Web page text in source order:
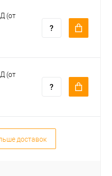
(от
(от
доставок